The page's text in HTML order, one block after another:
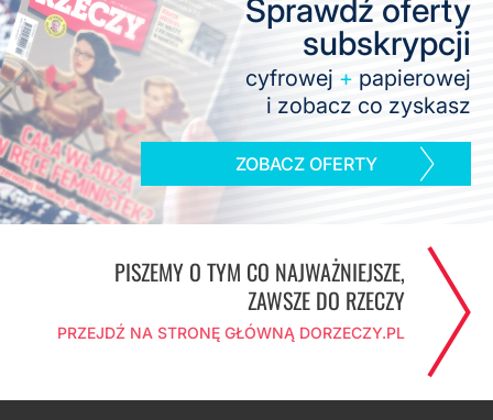
Sprawdź oferty
subskrypcji
cyfrowej + papierowej
i zobacz co zyskasz
ZOBACZ OFERTY
PISZEMY O TYM CO NAJWAŻNIEJSZE,
ZAWSZE DO RZECZY
PRZEJDŹ NA STRONĘ GŁÓWNĄ DORZECZY.PL